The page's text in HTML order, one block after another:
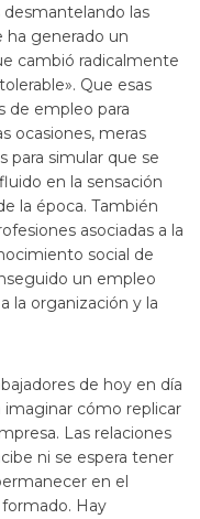
las
ha generado un
cambió radicalmente
Que esas
de empleo para
ocasiones, meras
para simular que se
en la sensación
la época. También
asociadas a la
social de
un empleo
la organización y la
de hoy en día
cómo replicar
Las relaciones
ni se espera tener
en el
Hay